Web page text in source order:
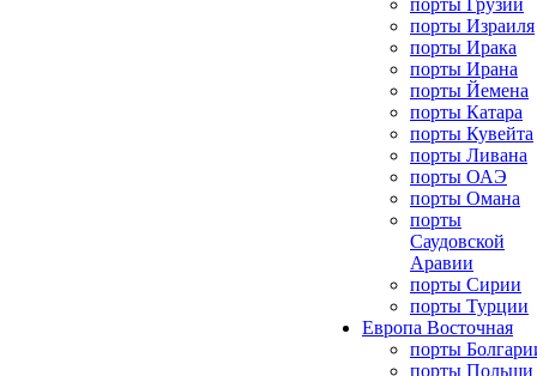
порты Грузии
порты Израиля
порты Ирака
порты Ирана
порты Йемена
порты Катара
порты Кувейта
порты Ливана
порты ОАЭ
порты Омана
порты
Саудовской
Аравии
порты Сирии
порты Турции
Европа Восточная
порты
порты Польши